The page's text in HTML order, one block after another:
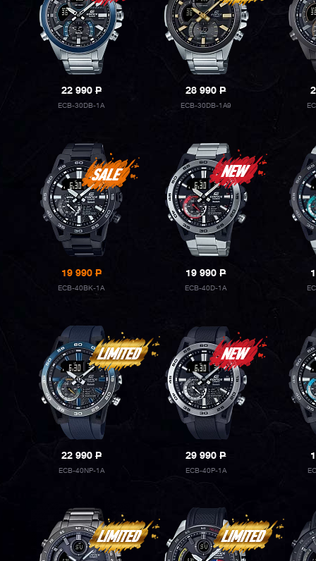
22 990P
ECB-30DB-1A
28 990P
ECB-30DB-1A9
19 990P
ECB-40BK-1A
19 990P
ECB-40D-1A
22 990P
ECB-40NP-1A
29 990P
ECB-40P-1A